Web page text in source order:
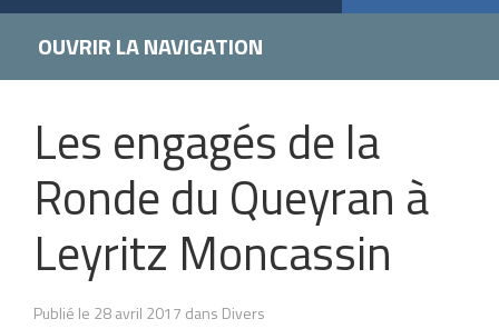
OUVRIR LA NAVIGATION
Les engagés de la
Ronde du Queyran à
Leyritz Moncassin
Publié le 28 avril 2017 dans Divers